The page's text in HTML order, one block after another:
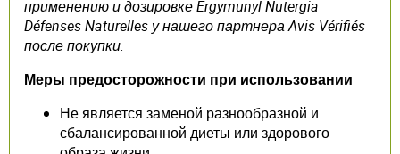
применению и дозировке Ergymunyl Nutergia
Défenses Naturelles у нашего партнера Avis Vérifiés
после покупки.
Меры предосторожности при использовании
Не является заменой разнообразной и
сбалансированной диеты или здорового